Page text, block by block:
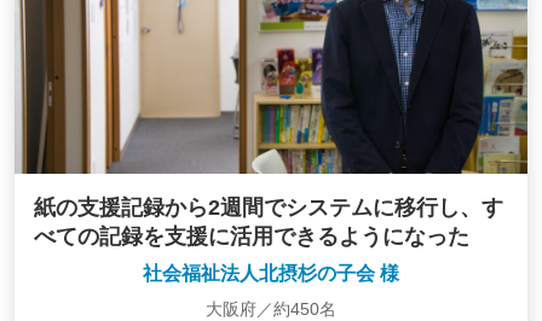
紙の支援記録から2週間でシステムに移行し、す
べての記録を支援に活用できるようになった
社会福祉法人北摂杉の子会 様
大阪府／約450名